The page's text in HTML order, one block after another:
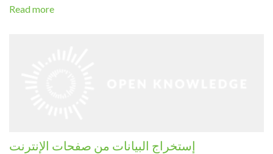
Read more
إستخراج البيانات من صفحات الإنترنت